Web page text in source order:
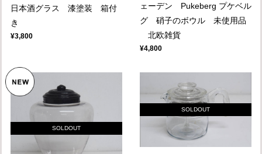
日本酒グラス 漆塗装 箱付
き
¥3,800
ェーデン Pukeberg プケベル
グ 硝子のボウル 未使用品
北欧雑貨
¥4,800
SOLDOUT
SOLDOUT